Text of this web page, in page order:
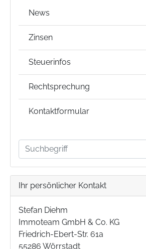
News
Zinsen
Steuerinfos
Rechtsprechung
Kontaktformular
Ihr persönlicher Kontakt
Stefan Diehm
Immoteam GmbH & Co. KG
Friedrich-Ebert-Str. 61a
55286 Wörrstadt